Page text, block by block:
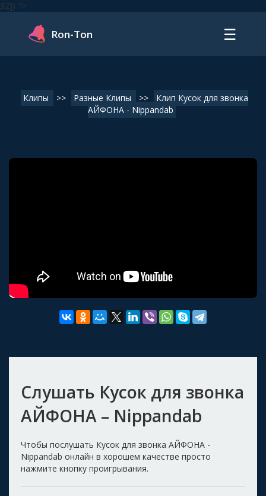
32]) ?>
Ron-Ton ☰
Клипы >> Разные Клипы >>
Клип Кусок для звонка
АЙФОНА - Nippandab
Слушать Кусок для звонка
АЙФОНА – Nippandab
Чтобы послушать Кусок для звонка АЙФОНА -
Nippandab онлайн в хорошем качестве просто
нажмите кнопку проигрывания.